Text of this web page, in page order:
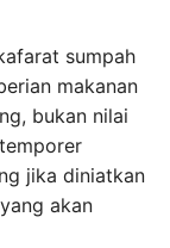
sumpah
makanan
bukan nilai
jika diniatkan
akan